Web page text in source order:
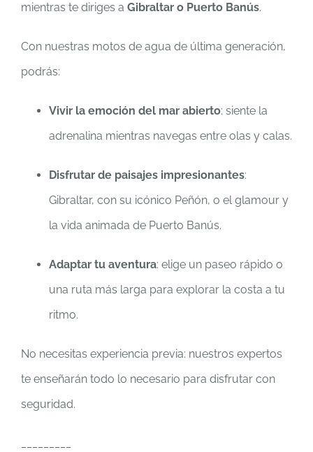
mientras te diriges a Gibraltar o Puerto Banús.
Con nuestras motos de agua de última generación,
podrás:
Vivir la emoción del mar abierto: siente la
adrenalina mientras navegas entre olas y calas.
Disfrutar de paisajes impresionantes:
Gibraltar, con su icónico Peñón, o el glamour y
la vida animada de Puerto Banús.
Adaptar tu aventura: elige un paseo rápido o
una ruta más larga para explorar la costa a tu
ritmo.
No necesitas experiencia previa: nuestros expertos
te enseñarán todo lo necesario para disfrutar con
seguridad.